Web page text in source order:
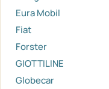
Eura Mobil
Fiat
Forster
GIOTTILINE
Globecar